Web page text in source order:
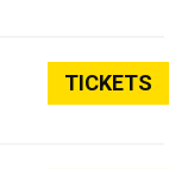
TICKETS